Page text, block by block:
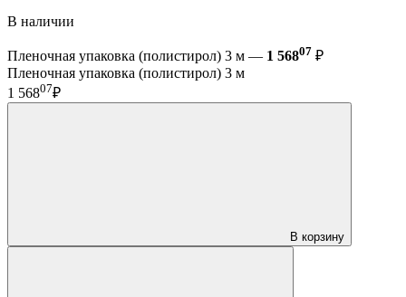
В наличии
Пленочная упаковка (полистирол) 3 м — 1 56807 ₽
Пленочная упаковка (полистирол) 3 м
1 56807₽
В корзину